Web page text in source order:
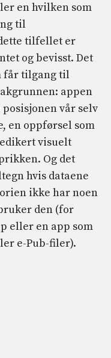
en hvilken som
til
tilfellet er
og bevisst. Det
får tilgang til
appen
vår selv
en oppførsel som
visuelt
Og det
hvis dataene
ikke har noen
den (for
eller en app som
e-Pub-filer).